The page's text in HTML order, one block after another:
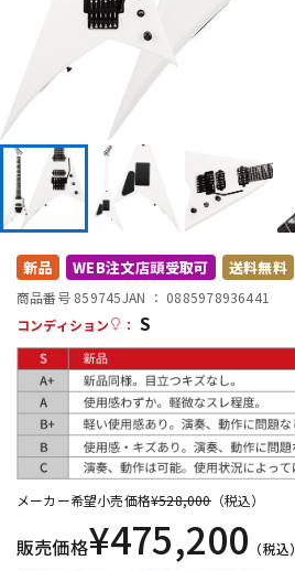
DJ機器
DTM オンライン納品
配信/ライブ機器
中古
新品 WEB注文店頭受取可 送料無料
商品番号 859745JAN ： 0885978936441
コンディション
： S
メーカー希望小売価格¥528,000（税込）
販売価格¥475,200 （税込）